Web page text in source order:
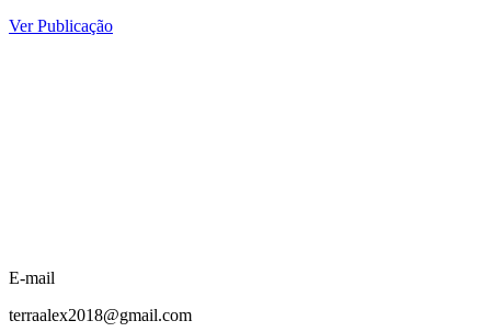
Ver Publicação
E-mail
terraalex2018@gmail.com